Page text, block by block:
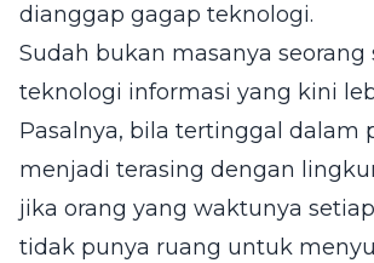
dianggap gagap teknologi.
Sudah bukan masanya
teknologi informasi yang kini
Pasalnya, bila tertinggal dalam
menjadi terasing dengan
jika orang yang waktunya
tidak punya ruang untuk